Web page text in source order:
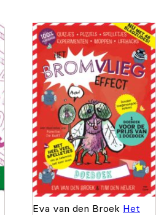
Eva van den Broek Het